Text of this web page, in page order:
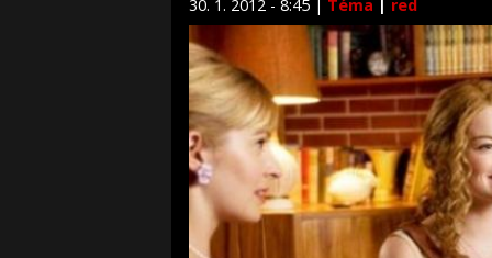
30. 1. 2012 - 8:45 | Téma | red